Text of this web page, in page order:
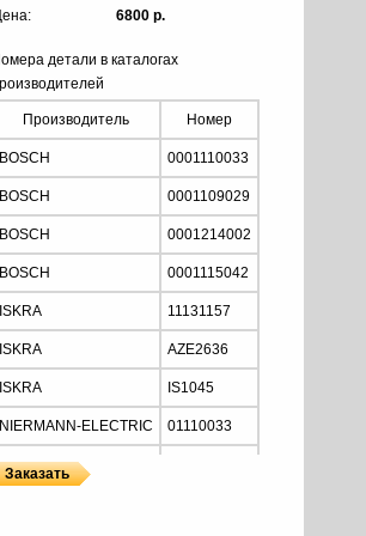
6800 р.
детали в каталогах
Производитель Номер
BOSCH 0001110033
BOSCH 0001109029
BOSCH 0001214002
BOSCH 0001115042
ISKRA 11131157
ISKRA AZE2636
ISKRA IS1045
NIERMANN-ELECTRIC 01110033